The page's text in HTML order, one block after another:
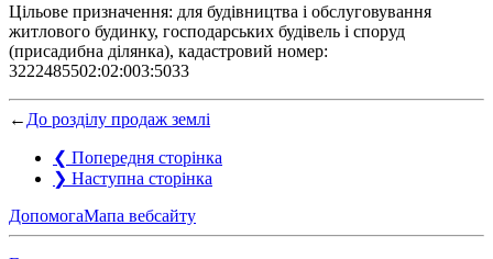
Цільове призначення: для будівництва і обслуговування
житлового будинку, господарських будівель і споруд
(присадибна ділянка), кадастровий номер:
3222485502:02:003:5033
← До розділу продаж землі
❮ Попередня сторінка
❯ Наступна сторінка
ДопомогаМапа вебсайту